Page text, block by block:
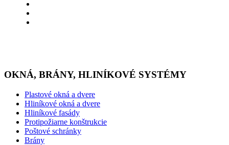
OKNÁ, BRÁNY, HLINÍKOVÉ SYSTÉMY
Plastové okná a dvere
Hliníkové okná a dvere
Hliníkové fasády
Protipožiarne konštrukcie
Poštové schránky
Brány